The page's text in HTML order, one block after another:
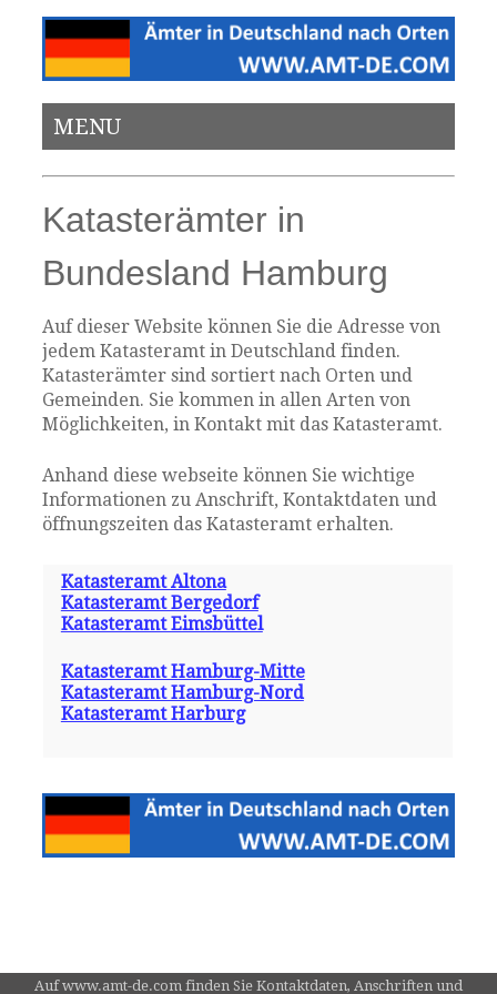
MENU
Katasterämter in
Bundesland Hamburg
Auf dieser Website können Sie die Adresse von
jedem Katasteramt in Deutschland finden.
Katasterämter sind sortiert nach Orten und
Gemeinden. Sie kommen in allen Arten von
Möglichkeiten, in Kontakt mit das Katasteramt.
Anhand diese webseite können Sie wichtige
Informationen zu Anschrift, Kontaktdaten und
öffnungszeiten das Katasteramt erhalten.
Katasteramt Altona
Katasteramt Bergedorf
Katasteramt Eimsbüttel
Katasteramt Hamburg-Mitte
Katasteramt Hamburg-Nord
Katasteramt Harburg
Auf www.amt-de.com finden Sie Kontaktdaten, Anschriften und